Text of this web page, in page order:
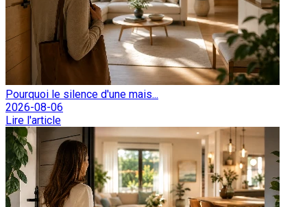
Pourquoi le silence d'une mais...
2026-08-06
Lire l'article